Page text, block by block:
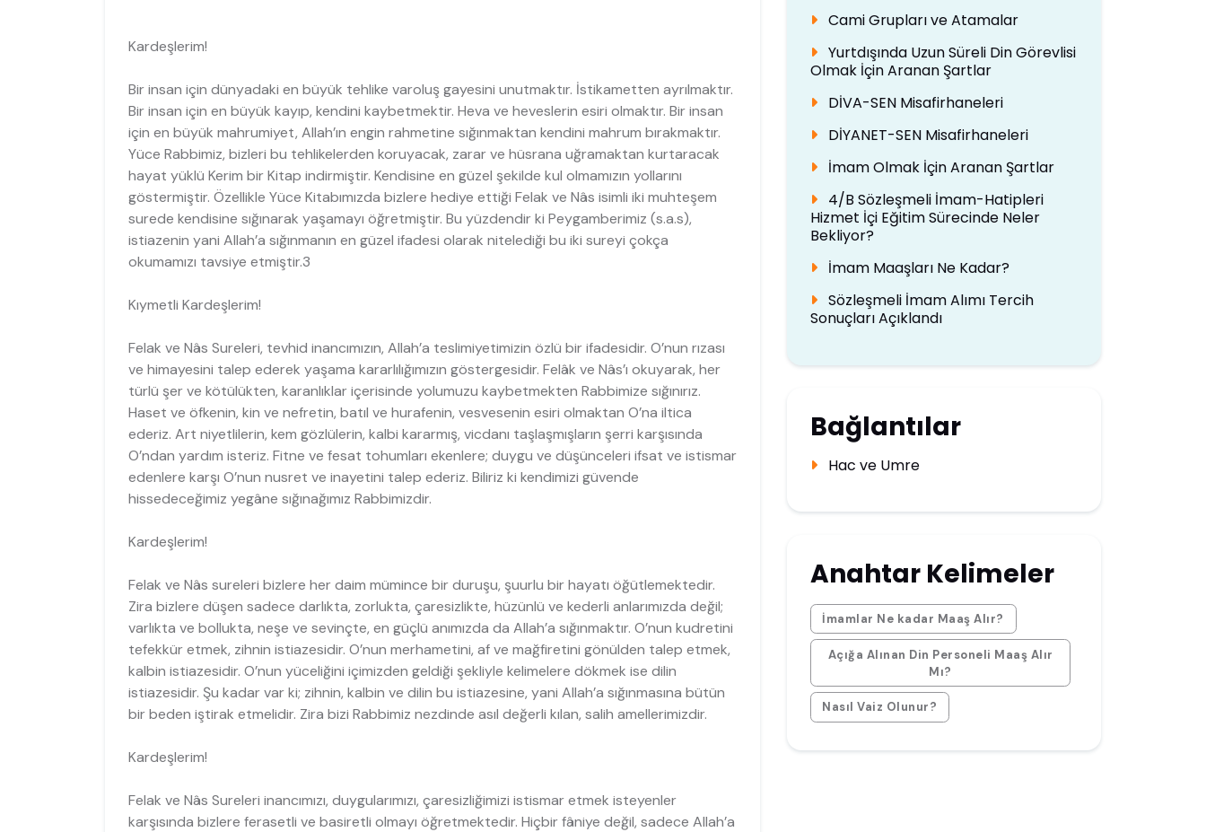
Kardeşlerim!
Bir insan için dünyadaki en büyük tehlike varoluş gayesini unutmaktır. İstikametten ayrılmaktır.
Bir insan için en büyük kayıp, kendini kaybetmektir. Heva ve heveslerin esiri olmaktır. Bir insan
için en büyük mahrumiyet, Allah’ın engin rahmetine sığınmaktan kendini mahrum bırakmaktır.
Yüce Rabbimiz, bizleri bu tehlikelerden koruyacak, zarar ve hüsrana uğramaktan kurtaracak
hayat yüklü Kerim bir Kitap indirmiştir. Kendisine en güzel şekilde kul olmamızın yollarını
göstermiştir. Özellikle Yüce Kitabımızda bizlere hediye ettiği Felak ve Nâs isimli iki muhteşem
surede kendisine sığınarak yaşamayı öğretmiştir. Bu yüzdendir ki Peygamberimiz (s.a.s),
istiazenin yani Allah’a sığınmanın en güzel ifadesi olarak nitelediği bu iki sureyi çokça
okumamızı tavsiye etmiştir.3
Kıymetli Kardeşlerim!
Felak ve Nâs Sureleri, tevhid inancımızın, Allah’a teslimiyetimizin özlü bir ifadesidir. O’nun rızası
ve himayesini talep ederek yaşama kararlılığımızın göstergesidir. Felâk ve Nâs’ı okuyarak, her
türlü şer ve kötülükten, karanlıklar içerisinde yolumuzu kaybetmekten Rabbimize sığınırız.
Haset ve öfkenin, kin ve nefretin, batıl ve hurafenin, vesvesenin esiri olmaktan O’na iltica
ederiz. Art niyetlilerin, kem gözlülerin, kalbi kararmış, vicdanı taşlaşmışların şerri karşısında
O’ndan yardım isteriz. Fitne ve fesat tohumları ekenlere; duygu ve düşünceleri ifsat ve istismar
edenlere karşı O’nun nusret ve inayetini talep ederiz. Biliriz ki kendimizi güvende
hissedeceğimiz yegâne sığınağımız Rabbimizdir.
Kardeşlerim!
Felak ve Nâs sureleri bizlere her daim mümince bir duruşu, şuurlu bir hayatı öğütlemektedir.
Zira bizlere düşen sadece darlıkta, zorlukta, çaresizlikte, hüzünlü ve kederli anlarımızda değil;
varlıkta ve bollukta, neşe ve sevinçte, en güçlü anımızda da Allah’a sığınmaktır. O’nun kudretini
tefekkür etmek, zihnin istiazesidir. O’nun merhametini, af ve mağfiretini gönülden talep etmek,
kalbin istiazesidir. O’nun yüceliğini içimizden geldiği şekliyle kelimelere dökmek ise dilin
istiazesidir. Şu kadar var ki; zihnin, kalbin ve dilin bu istiazesine, yani Allah’a sığınmasına bütün
bir beden iştirak etmelidir. Zira bizi Rabbimiz nezdinde asıl değerli kılan, salih amellerimizdir.
Kardeşlerim!
Felak ve Nâs Sureleri inancımızı, duygularımızı, çaresizliğimizi istismar etmek isteyenler
karşısında bizlere ferasetli ve basiretli olmayı öğretmektedir. Hiçbir fâniye değil, sadece Allah’a
Cami Grupları ve Atamalar
Yurtdışında Uzun Süreli Din Görevlisi
Olmak İçin Aranan Şartlar
DİVA-SEN Misafirhaneleri
DİYANET-SEN Misafirhaneleri
İmam Olmak İçin Aranan Şartlar
4/B Sözleşmeli İmam-Hatipleri
Hizmet İçi Eğitim Sürecinde Neler
Bekliyor?
İmam Maaşları Ne Kadar?
Sözleşmeli İmam Alımı Tercih
Sonuçları Açıklandı
Bağlantılar
Hac ve Umre
Anahtar Kelimeler
İmamlar Ne kadar Maaş Alır?
Açığa Alınan Din Personeli Maaş Alır
Mı?
Nasıl Vaiz Olunur?